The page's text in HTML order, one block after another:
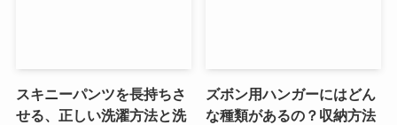
スキニーパンツを長持ちさ
せる、正しい洗濯方法と洗
ズボン用ハンガーにはどん
な種類があるの？収納方法